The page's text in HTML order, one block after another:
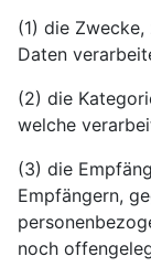
(1) die
Daten
(2) die
welche
(3) die
Empfängern,
noch